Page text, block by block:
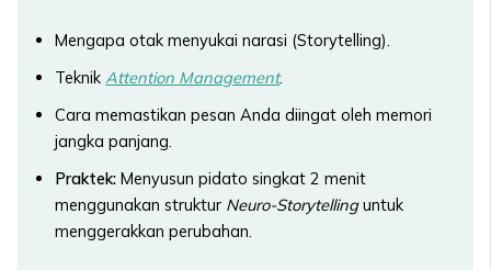
Mengapa otak menyukai narasi (Storytelling).
TeknikAttention Management.
Cara memastikan pesan Anda diingat oleh memori
jangka panjang.
Praktek: Menyusun pidato singkat 2 menit
menggunakan struktur Neuro-Storytellinguntuk
menggerakkan perubahan.